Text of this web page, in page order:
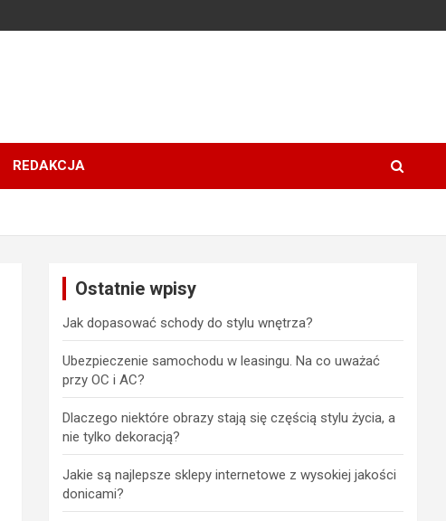
REDAKCJA
Ostatnie wpisy
Jak dopasować schody do stylu wnętrza?
Ubezpieczenie samochodu w leasingu. Na co uważać
przy OC i AC?
Dlaczego niektóre obrazy stają się częścią stylu życia, a
nie tylko dekoracją?
Jakie są najlepsze sklepy internetowe z wysokiej jakości
donicami?